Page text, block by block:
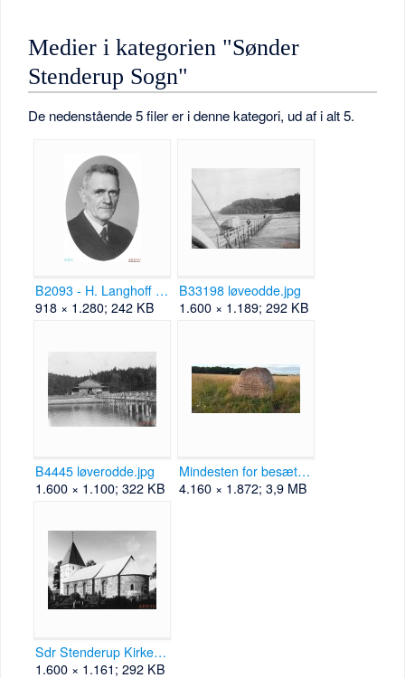
Medier i kategorien "Sønder
Stenderup Sogn"
De nedenstående 5 filer er i denne kategori, ud af i alt 5.
B2093 - H. Langhoff - ca 1935.jpg
918 × 1.280; 242 KB
B33198 løveodde.jpg
1.600 × 1.189; 292 KB
B4445 løverodde.jpg
1.600 × 1.100; 322 KB
Mindesten for besætningen på HAL W7886.jpg
4.160 × 1.872; 3,9 MB
Sdr Stenderup Kirke B51126.jpg
1.600 × 1.161; 292 KB